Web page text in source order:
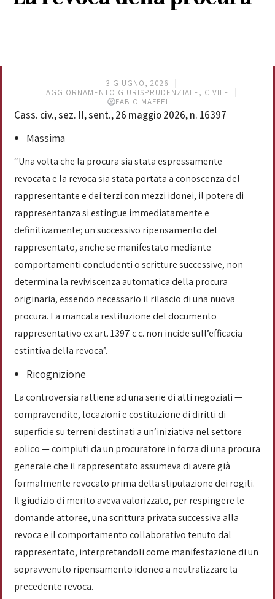
3 GIUGNO, 2026
AGGIORNAMENTO GIURISPRUDENZIALE, CIVILE
FABIO MAFFEI
Cass. civ., sez. II, sent., 26 maggio 2026, n. 16397
Massima
“Una volta che la procura sia stata espressamente
revocata e la revoca sia stata portata a conoscenza del
rappresentante e dei terzi con mezzi idonei, il potere di
rappresentanza si estingue immediatamente e
definitivamente; un successivo ripensamento del
rappresentato, anche se manifestato mediante
comportamenti concludenti o scritture successive, non
determina la reviviscenza automatica della procura
originaria, essendo necessario il rilascio di una nuova
procura. La mancata restituzione del documento
rappresentativo ex art. 1397 c.c. non incide sull’efficacia
estintiva della revoca”.
Ricognizione
La controversia rattiene ad una serie di atti negoziali —
compravendite, locazioni e costituzione di diritti di
superficie su terreni destinati a un’iniziativa nel settore
eolico — compiuti da un procuratore in forza di una procura
generale che il rappresentato assumeva di avere già
formalmente revocato prima della stipulazione dei rogiti.
Il giudizio di merito aveva valorizzato, per respingere le
domande attoree, una scrittura privata successiva alla
revoca e il comportamento collaborativo tenuto dal
rappresentato, interpretandoli come manifestazione di un
sopravvenuto ripensamento idoneo a neutralizzare la
precedente revoca.